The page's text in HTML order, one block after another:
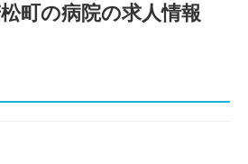
町の病院の求人情報